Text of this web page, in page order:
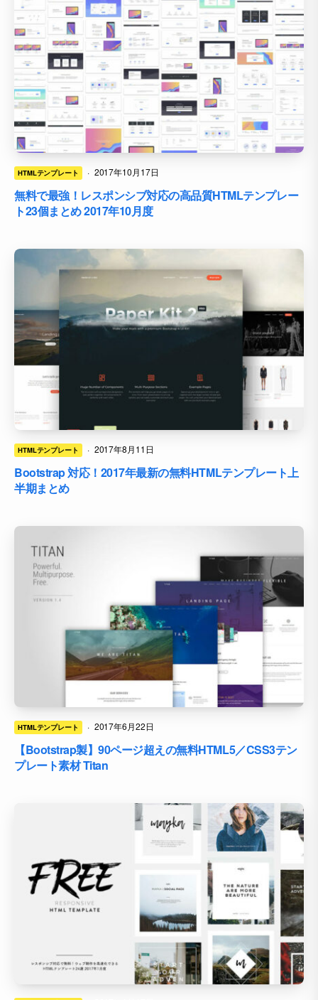
HTMLテンプレート · 2017年10月17日
無料で最強！レスポンシブ対応の高品質HTMLテンプレー
ト23個まとめ 2017年10月度
HTMLテンプレート · 2017年8月11日
Bootstrap 対応！2017年最新の無料HTMLテンプレート上
半期まとめ
HTMLテンプレート · 2017年6月22日
【Bootstrap製】90ページ超えの無料HTML5／CSS3テン
プレート素材 Titan